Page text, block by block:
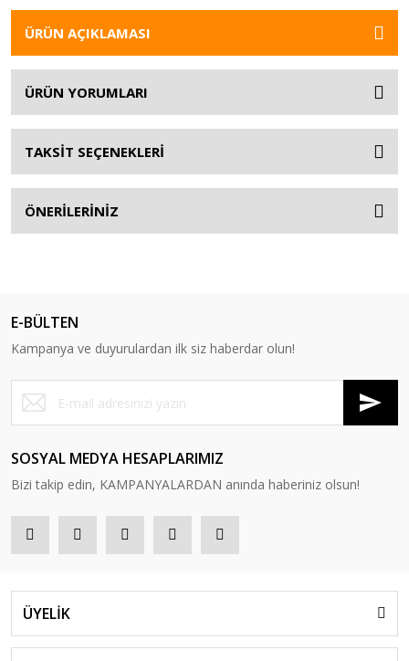
ÜRÜN AÇIKLAMASI
ÜRÜN YORUMLARI
TAKSİT SEÇENEKLERİ
ÖNERİLERİNİZ
E-BÜLTEN
Kampanya ve duyurulardan ilk siz haberdar olun!
SOSYAL MEDYA HESAPLARIMIZ
Bizi takip edin, KAMPANYALARDAN anında haberiniz olsun!
ÜYELİK